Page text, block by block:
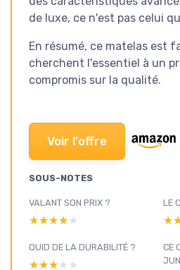
de luxe, ce n'est pas celui
En résumé, ce matelas est
cherchent l'essentiel à un
compromis sur la qualité.
Voir l'offre
SOUS-NOTES
VALANT SON PRIX ?
★★★★★
★★★★★
LE
QUID DE LA DURABILITÉ ?
★★★★★
★★★★★
CE